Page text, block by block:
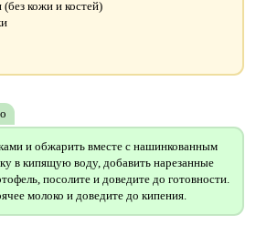
кожи и костей)
и обжарить вместе с нашинкованным
в кипящую воду, добавить нарезанные
посолите и доведите до готовности.
молоко и доведите до кипения.